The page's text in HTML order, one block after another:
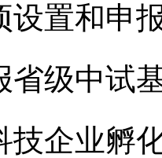
设置和申
省级中试
技企业孵